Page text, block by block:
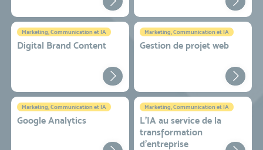
Marketing, Communication et IA
Digital Brand Content
Marketing, Communication et IA
Gestion de projet web
Marketing, Communication et IA
Google Analytics
Marketing, Communication et IA
L'IA au service de la
transformation
d'entreprise